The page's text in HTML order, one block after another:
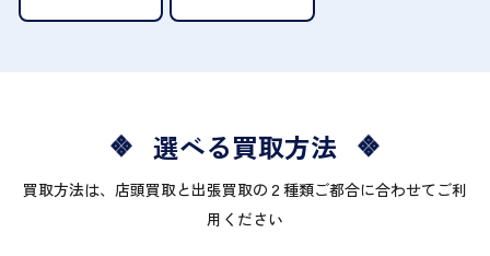
選べる買取方法
買取方法は、店頭買取と出張買取の２種類ご都合に合わせてご利
用ください